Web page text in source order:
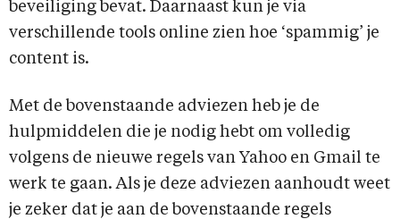
beveiliging bevat. Daarnaast kun je via
verschillende tools online zien hoe ‘spammig’ je
content is.
Met de bovenstaande adviezen heb je de
hulpmiddelen die je nodig hebt om volledig
volgens de nieuwe regels van Yahoo en Gmail te
werk te gaan. Als je deze adviezen aanhoudt weet
je zeker dat je aan de bovenstaande regels